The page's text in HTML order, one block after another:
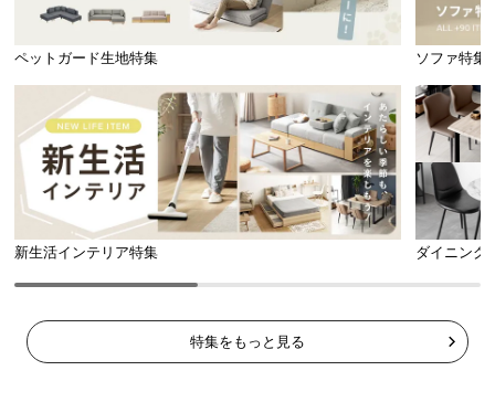
ペットガード生地特集 ソファ特集
新生活インテリア特集 ダイニング
特集をもっと見る